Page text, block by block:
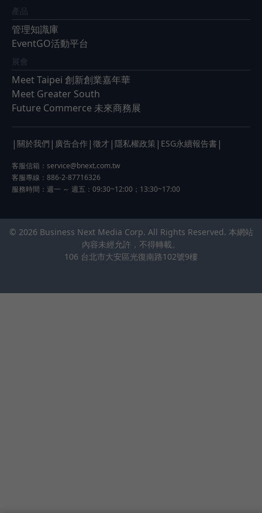
產品
管理知識庫
EventGO活動平台
展會
Meet Taipei 創新創業嘉年華
Meet Greater South
Future Commerce 未來商務展
| 關於我們 | 廣告合作 | 徵才 | 隱私權政策 | ESG永續報告書 |
客服信箱： service@bnext.com.tw
客服專線：886-2-87716326
服務時間：週一 ～ 週五：09:30~12:00；13:30~17:00
© 2026 Business Next Media Corp. All Rights Reserved. 本網站
內容未經允許，不得轉載。
106 台北市大安區光復南路102號9樓